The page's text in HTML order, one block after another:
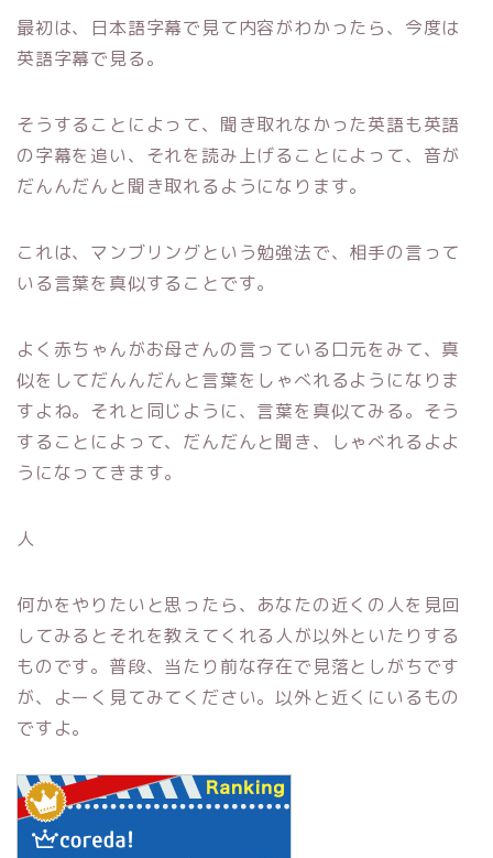
最初は、日本語字幕で見て内容がわかったら、今度は
英語字幕で見る。
そうすることによって、聞き取れなかった英語も英語
の字幕を追い、それを読み上げることによって、音が
だんんだんと聞き取れるようになります。
これは、マンブリングという勉強法で、相手の言って
いる言葉を真似することです。
よく赤ちゃんがお母さんの言っている口元をみて、真
似をしてだんんだんと言葉をしゃべれるようになりま
すよね。それと同じように、言葉を真似てみる。そう
することによって、だんだんと聞き、しゃべれるよよ
うになってきます。
人
何かをやりたいと思ったら、あなたの近くの人を見回
してみるとそれを教えてくれる人が以外といたりする
ものです。普段、当たり前な存在で見落としがちです
が、よーく見てみてください。以外と近くにいるもの
ですよ。